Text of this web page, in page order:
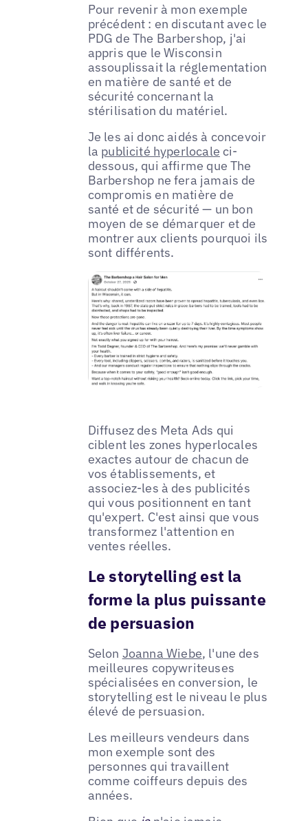
Pour revenir à mon exemple
précédent : en discutant avec le
PDG de The Barbershop, j'ai
appris que le Wisconsin
assouplissait la réglementation
en matière de santé et de
sécurité concernant la
stérilisation du matériel.
Je les ai donc aidés à concevoir
la publicité hyperlocale ci-
dessous, qui affirme que The
Barbershop ne fera jamais de
compromis en matière de
santé et de sécurité — un bon
moyen de se démarquer et de
montrer aux clients pourquoi ils
sont différents.
Diffusez des Meta Ads qui
ciblent les zones hyperlocales
exactes autour de chacun de
vos établissements, et
associez-les à des publicités
qui vous positionnent en tant
qu'expert. C'est ainsi que vous
transformez l'attention en
ventes réelles.
Le storytelling est la
forme la plus puissante
de persuasion
Selon Joanna Wiebe, l'une des
meilleures copywriteuses
spécialisées en conversion, le
storytelling est le niveau le plus
élevé de persuasion.
Les meilleurs vendeurs dans
mon exemple sont des
personnes qui travaillent
comme coiffeurs depuis des
années.